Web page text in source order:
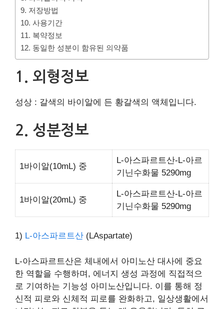
9. 저장방법
10. 사용기간
11. 복약정보
12. 동일한 성분이 함유된 의약품
1. 외형정보
성상 : 갈색의 바이알에 든 황갈색의 액체입니다.
2. 성분정보
1바이알(10mL) 중
L-아스파르트산-L-아르
기닌수화물 5290mg
1바이알(20mL) 중
L-아스파르트산-L-아르
기닌수화물 5290mg
1) L-아스파르트산 (LAspartate)
L-아스파르트산은 체내에서 아미노산 대사에 중요
한 역할을 수행하며, 에너지 생성 과정에 직접적으
로 기여하는 기능성 아미노산입니다. 이를 통해 정
신적 피로와 신체적 피로를 완화하고, 일상생활에서